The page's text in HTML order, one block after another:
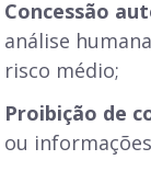
Concessão
análise
risco médio;
Proibição de
ou